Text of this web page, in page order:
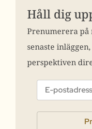
Håll dig
Prenumerera på
senaste
perspektiven